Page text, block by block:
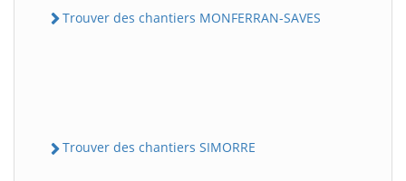
Trouver des chantiers MONFERRAN-SAVES
Trouver des chantiers SIMORRE